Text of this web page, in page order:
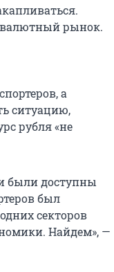
валютный рынок.
а
ситуацию,
рубля «не
были доступны
был
секторов
Найдем», —